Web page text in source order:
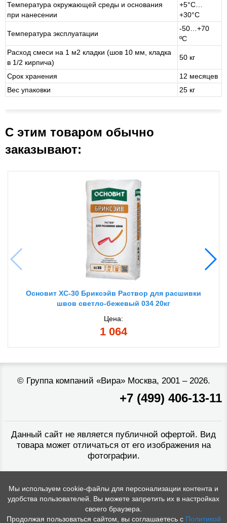
Температура окружающей среды и основания
при нанесении
+5°С…
+30°С
Температура эксплуатации
-50…+70
ºС
Расход смеси на 1 м2 кладки (шов 10 мм, кладка
в 1/2 кирпича)
50 кг
Срок хранения
12 месяцев
Вес упаковки
25 кг
С этим товаром обычно
заказывают:
Основит XC-30 Бриксэйв Раствор для расшивки
швов светло-бежевый 034 20кг
Цена:
1 064
© Группа компаний «Вира»Москва, 2001 – 2026.
+7 (499) 406-13-11
Данный сайт не является публичной офертой. Вид
товара может отличаться от его изображения на
фотографии.
Мы используем cookie-файлы для персонализации контента и
удобства пользователей. Вы можете запретить их в настройках
своего браузера.
Продолжая пользоваться сайтом, вы соглашаетесь с Политикой